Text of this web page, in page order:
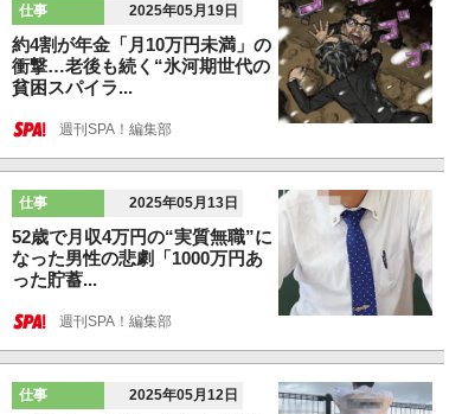
仕事 2025年05月19日
約4割が年金「月10万円未満」の
衝撃…老後も続く“氷河期世代の
貧困スパイラ...
週刊SPA！編集部
仕事 2025年05月13日
52歳で月収4万円の“実質無職”に
なった男性の悲劇「1000万円あ
った貯蓄...
週刊SPA！編集部
仕事 2025年05月12日